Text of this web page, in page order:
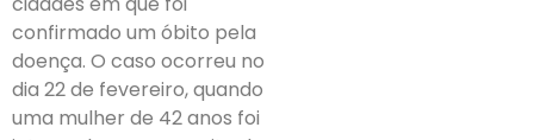
confirmado um óbito pela
doença. O caso ocorreu no
dia 22 de fevereiro, quando
uma mulher de 42 anos foi